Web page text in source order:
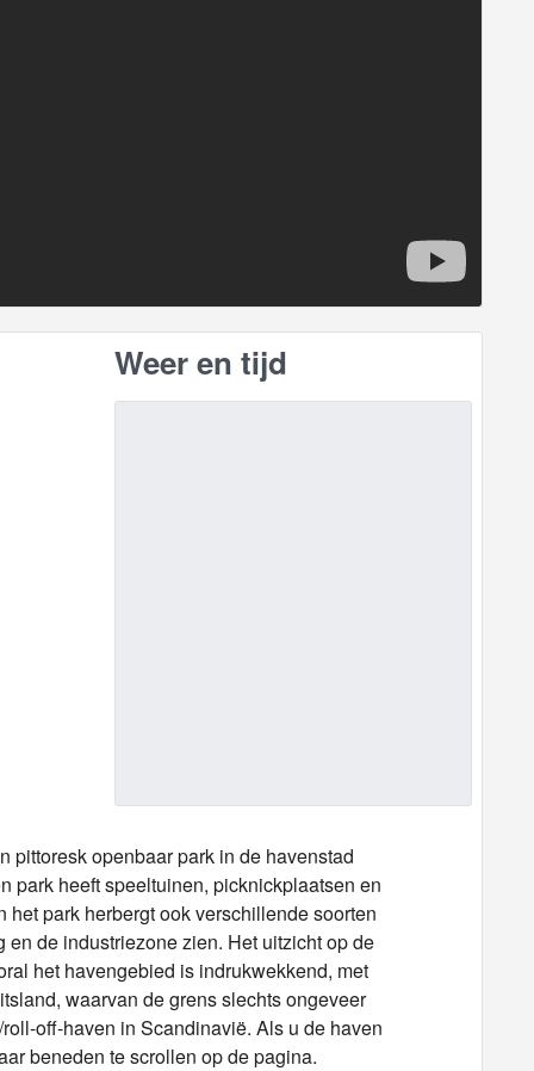
Weer en tijd
pittoresk openbaar park in de havenstad
park heeft speeltuinen, picknickplaatsen en
park herbergt ook verschillende soorten
de industriezone zien. Het uitzicht op de
het havengebied is indrukwekkend, met
waarvan de grens slechts ongeveer
off-haven in Scandinavië. Als u de haven
beneden te scrollen op de pagina.